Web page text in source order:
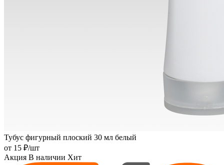
Тубус фигурный плоский 30 мл белый
от 15 ₽/шт
Акция В наличии Хит